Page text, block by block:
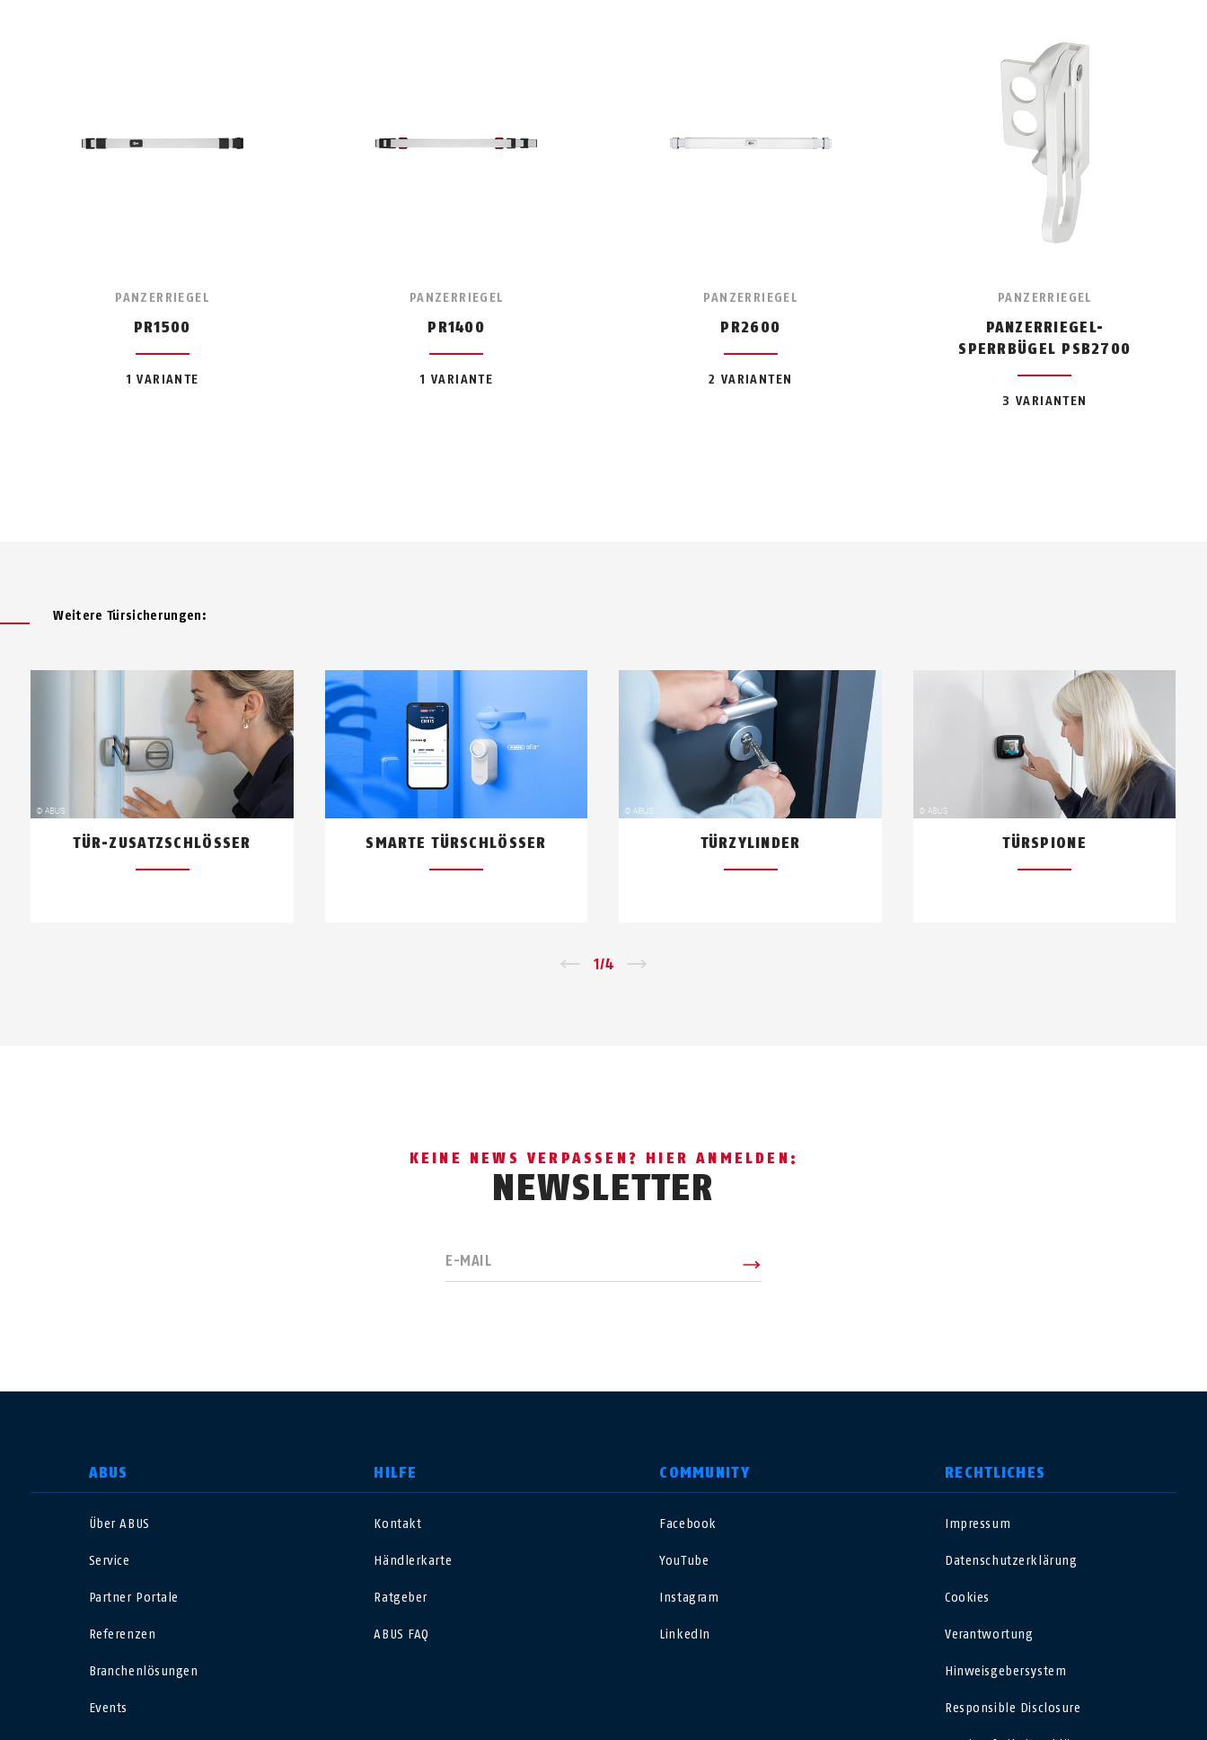
PANZERRIEGEL
PR1500
1 VARIANTE
PANZERRIEGEL
PR1400
1 VARIANTE
PANZERRIEGEL
PR2600
2 VARIANTEN
PANZERRIEGEL
PANZERRIEGEL-
SPERRBÜGEL PSB2700
3 VARIANTEN
Weitere Türsicherungen:
TÜR-ZUSATZSCHLÖSSER SMARTE TÜRSCHLÖSSER TÜRZYLINDER TÜRSPIONE
1/4
KEINE NEWS VERPASSEN? HIER ANMELDEN:
NEWSLETTER
E-MAIL
ABUS
Über ABUS
Service
Partner Portale
Referenzen
Branchenlösungen
Events
HILFE
Kontakt
Händlerkarte
Ratgeber
ABUS FAQ
COMMUNITY
Facebook
YouTube
Instagram
LinkedIn
RECHTLICHES
Impressum
Datenschutzerklärung
Cookies
Verantwortung
Hinweisgebersystem
Responsible Disclosure
LAND AUSWÄHLEN
Canada
Österreich Polska
Italia
België
Schweiz
España